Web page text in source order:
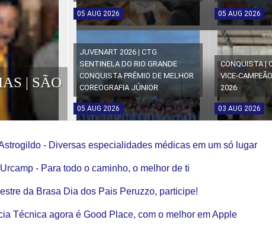
| SÃO
05 AUG 2026 05 AUG 2026
JUVENART 2026 | CTG
SENTINELA DO RIO GRANDE
CONQUISTA PRÊMIO DE MELHOR
COREOGRAFIA JÚNIOR
05 AUG 2026
CONQUISTA |
VICE-
2026
03 AUG 2026